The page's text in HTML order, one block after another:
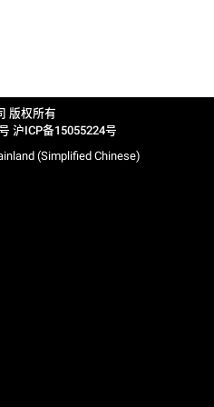
版权所有
沪ICP备15055224号
(Simplified Chinese)